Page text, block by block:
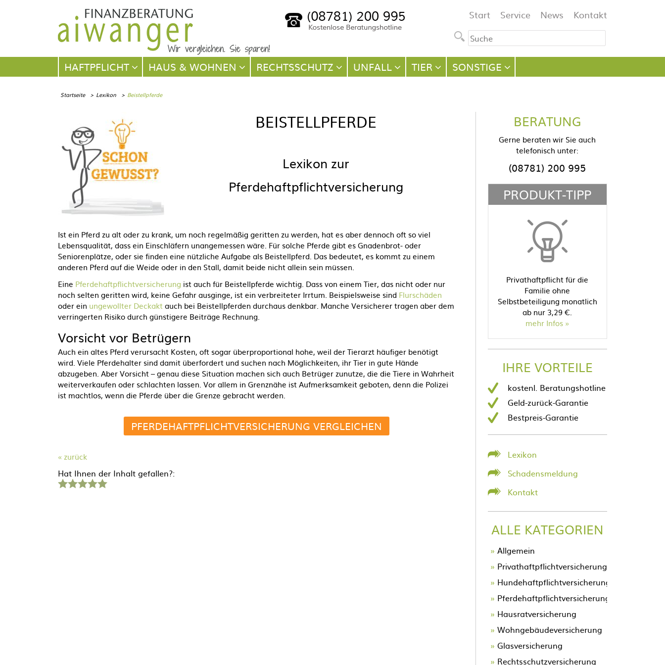
Navigation
Start Service News Kontakt
Navigation
überspringen
HAFTPFLICHT HAUS & WOHNEN RECHTSSCHUTZ UNFALL TIER SONSTIGE
Startseite Lexikon Beistellpferde
BEISTELLPFERDE
Lexikon zur
Pferdehaftpflichtversicherung
Ist ein Pferd zu alt oder zu krank, um noch regelmäßig geritten zu werden, hat es aber dennoch oft so viel
Lebensqualität, dass ein Einschläfern unangemessen wäre. Für solche Pferde gibt es Gnadenbrot- oder
Seniorenplätze, oder sie finden eine nützliche Aufgabe als Beistellpferd. Das bedeutet, es kommt zu einem
anderen Pferd auf die Weide oder in den Stall, damit beide nicht allein sein müssen.
Eine Pferdehaftpflichtversicherung ist auch für Beistellpferde wichtig. Dass von einem Tier, das nicht oder nur
noch selten geritten wird, keine Gefahr ausginge, ist ein verbreiteter Irrtum. Beispielsweise sind Flurschäden
oder ein ungewollter Deckaktauch bei Beistellpferden durchaus denkbar. Manche Versicherer tragen aber dem
verringerten Risiko durch günstigere Beiträge Rechnung.
Vorsicht vor Betrügern
Auch ein altes Pferd verursacht Kosten, oft sogar überproportional hohe, weil der Tierarzt häufiger benötigt
wird. Viele Pferdehalter sind damit überfordert und suchen nach Möglichkeiten, ihr Tier in gute Hände
abzugeben. Aber Vorsicht – genau diese Situation machen sich auch Betrüger zunutze, die die Tiere in Wahrheit
weiterverkaufen oder schlachten lassen. Vor allem in Grenznähe ist Aufmerksamkeit geboten, denn die Polizei
ist machtlos, wenn die Pferde über die Grenze gebracht werden.
PFERDEHAFTPFLICHTVERSICHERUNG VERGLEICHEN
« zurück
Hat Ihnen der Inhalt gefallen?:
Stern Sterne Sterne Sterne Sterne
BERATUNG
Gerne beraten wir Sie auch
telefonisch unter:
(08781) 200 995
PRODUKT-TIPP
Privathaftpflicht für die
Familie ohne
Selbstbeteiligung monatlich
ab nur 3,29 €.
mehr Infos
IHRE VORTEILE
kostenl. Beratungshotline
Geld-zurück-Garantie
Bestpreis-Garantie
Lexikon
Schadensmeldung
Kontakt
ALLE KATEGORIEN
Allgemein
Privathaftpflichtversicherung
Hundehaftpflichtversicherung
Pferdehaftpflichtversicherung
Hausratversicherung
Wohngebäudeversicherung
Glasversicherung
Rechtsschutzversicherung